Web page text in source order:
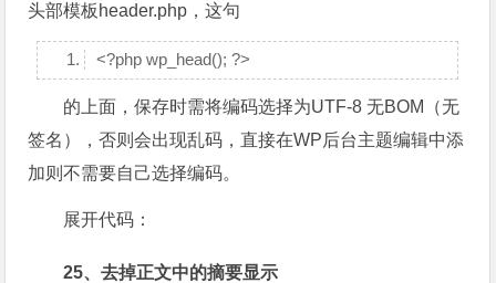
头部模板header.php，这句
<?php wp_head(); ?>
的上面，保存时需将编码选择为UTF-8 无BOM（无
签名），否则会出现乱码，直接在WP后台主题编辑中添
加则不需要自己选择编码。
展开代码：
25、去掉正文中的摘要显示